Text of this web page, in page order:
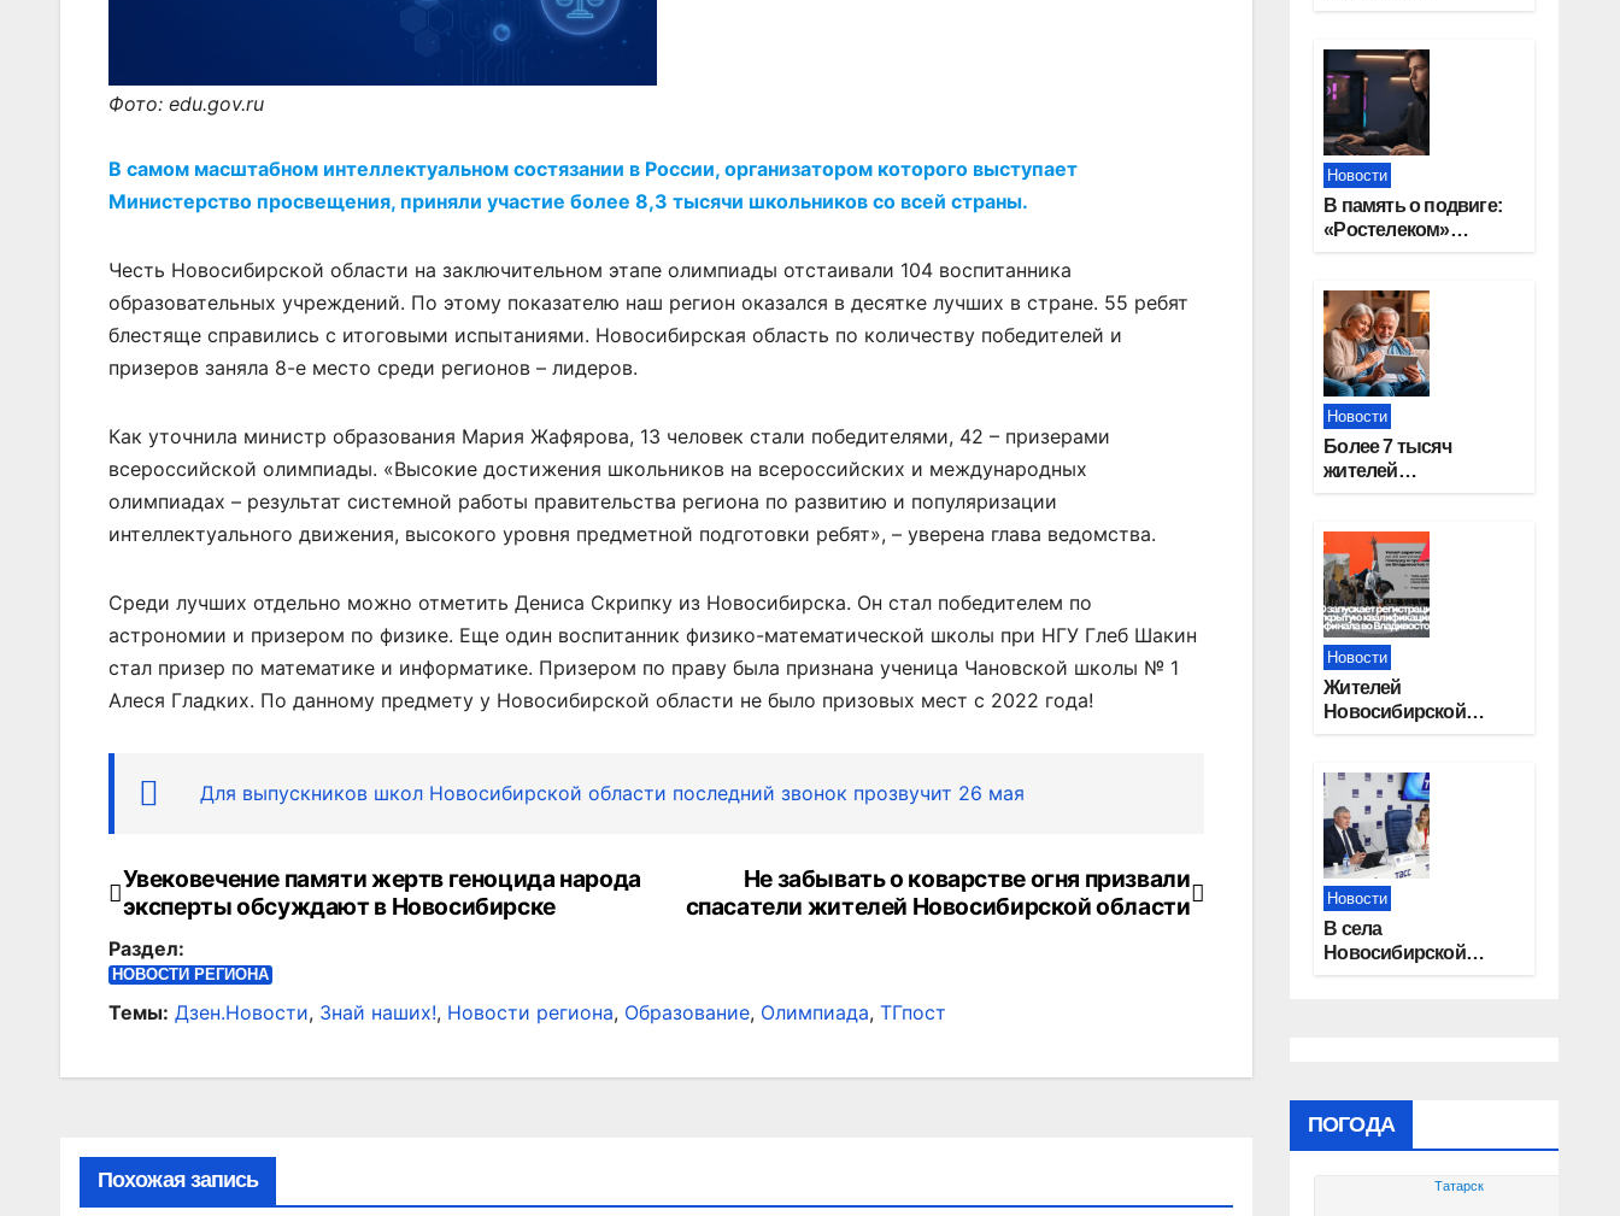
Фото: edu.gov.ru
В самом масштабном интеллектуальном состязании в России, организатором которого выступает
Министерство просвещения, приняли участие более 8,3 тысячи школьников со всей страны.
Честь Новосибирской области на заключительном этапе олимпиады отстаивали 104 воспитанника
образовательных учреждений. По этому показателю наш регион оказался в десятке лучших в стране. 55 ребят
блестяще справились с итоговыми испытаниями. Новосибирская область по количеству победителей и
призеров заняла 8-е место среди регионов – лидеров.
Как уточнила министр образования Мария Жафярова, 13 человек стали победителями, 42 – призерами
всероссийской олимпиады. «Высокие достижения школьников на всероссийских и международных
олимпиадах – результат системной работы правительства региона по развитию и популяризации
интеллектуального движения, высокого уровня предметной подготовки ребят», – уверена глава ведомства.
Среди лучших отдельно можно отметить Дениса Скрипку из Новосибирска. Он стал победителем по
астрономии и призером по физике. Еще один воспитанник физико-математической школы при НГУ Глеб Шакин
стал призер по математике и информатике. Призером по праву была признана ученица Чановской школы № 1
Алеся Гладких. По данному предмету у Новосибирской области не было призовых мест с 2022 года!
Для выпускников школ Новосибирской области последний звонок прозвучит 26 мая
Навигация
по
записям
Не забывать о коварстве огня призвали
спасатели жителей Новосибирской области
Увековечение памяти жертв геноцида народа
эксперты обсуждают в Новосибирске
Раздел:
НОВОСТИ РЕГИОНА
Темы: Дзен.Новости, Знай наших!, Новости региона, Образование, Олимпиада, ТГпост
Похожая запись
Новосибирской
области
Новости
В память о подвиге:
«Ростелеком»
за Москву»
Новости
Более 7 тысяч
жителей
увеличение пенсии
после 80 лет
Новости
Жителей
Новосибирской
квалификацию
премии «КАРДО»
Новости
В села
Новосибирской
ПОГОДА
Татарск